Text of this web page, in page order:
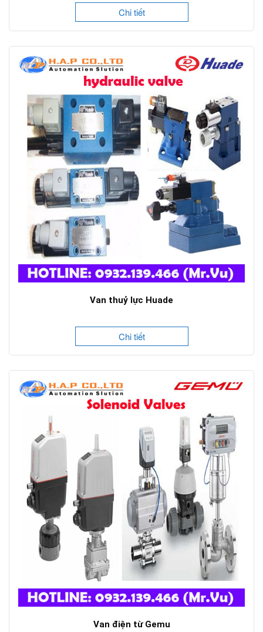
Chi tiết
Van thuỷ lực Huade
Chi tiết
Van điện từ Gemu